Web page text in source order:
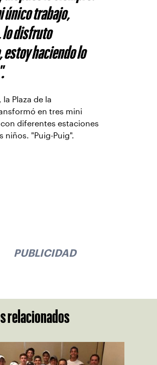
único trabajo,
lo disfruto
estoy haciendo lo
Plaza de la
en tres mini
diferentes estaciones
niños. "Puig-Puig".
PUBLICIDAD
relacionados